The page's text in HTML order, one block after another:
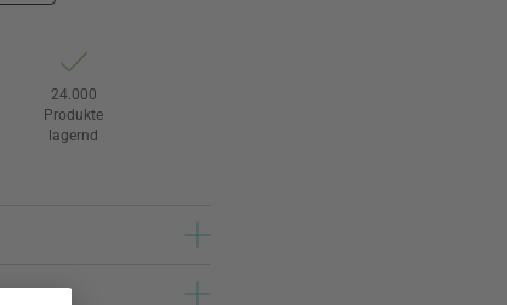
24.000
Produkte
lagernd